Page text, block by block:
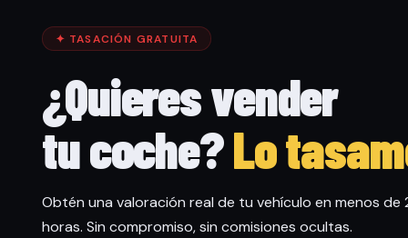
✦ TASACIÓN GRATUITA
¿Quieres vender
tu coche?Lo
Obtén una valoración real de tu vehículo en menos de
horas. Sin compromiso, sin comisiones ocultas.